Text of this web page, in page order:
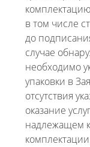
в том числе
до
случае
необходимо
упаковки в
отсутствия
оказание
надлежащем